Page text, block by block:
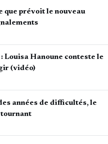
que prévoit le nouveau
Louisa Hanoune conteste le
(vidéo)
années de difficultés, le